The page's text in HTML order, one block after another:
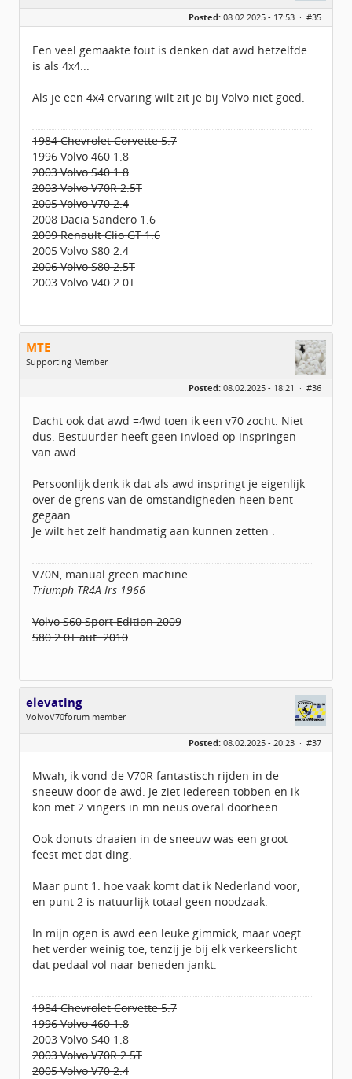
Geslacht:
n/a
Berichten:
724
Posted: 08.02.2025 - 17:53 · #35
Een veel gemaakte fout is denken dat awd hetzelfde
is als 4x4...
Als je een 4x4 ervaring wilt zit je bij Volvo niet goed.
1984 Chevrolet Corvette 5.7
1996 Volvo 460 1.8
2003 Volvo S40 1.8
2003 Volvo V70R 2.5T
2005 Volvo V70 2.4
2008 Dacia Sandero 1.6
2009 Renault Clio GT 1.6
2005 Volvo S80 2.4
2006 Volvo S80 2.5T
2003 Volvo V40 2.0T
MTE
Supporting Member
Leeftijd:
55
Geregistreerd:02 / 2021
Posted: 08.02.2025 - 18:21 · #36
Dacht ook dat awd =4wd toen ik een v70 zocht. Niet
dus. Bestuurder heeft geen invloed op inspringen
van awd.
Persoonlijk denk ik dat als awd inspringt je eigenlijk
over de grens van de omstandigheden heen bent
gegaan.
Je wilt het zelf handmatig aan kunnen zetten .
V70N, manual green machine
Triumph TR4A Irs 1966
Volvo S60 Sport Edition 2009
S80 2.0T aut. 2010
elevating
VolvoV70forum member
Geslacht:
n/a
Berichten:
724
Posted: 08.02.2025 - 20:23 · #37
Mwah, ik vond de V70R fantastisch rijden in de
sneeuw door de awd. Je ziet iedereen tobben en ik
kon met 2 vingers in mn neus overal doorheen.
Ook donuts draaien in de sneeuw was een groot
feest met dat ding.
Maar punt 1: hoe vaak komt dat ik Nederland voor,
en punt 2 is natuurlijk totaal geen noodzaak.
In mijn ogen is awd een leuke gimmick, maar voegt
het verder weinig toe, tenzij je bij elk verkeerslicht
dat pedaal vol naar beneden jankt.
1984 Chevrolet Corvette 5.7
1996 Volvo 460 1.8
2003 Volvo S40 1.8
2003 Volvo V70R 2.5T
2005 Volvo V70 2.4